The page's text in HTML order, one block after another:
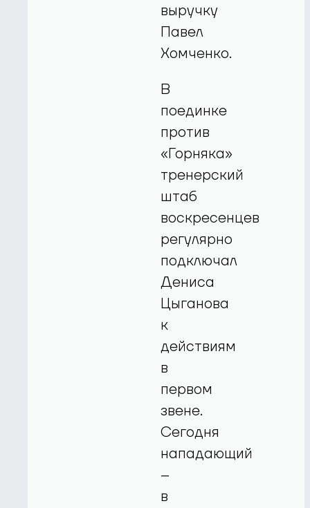
выручку
Павел
Хомченко.
В
поединке
против
«Горняка»
тренерский
штаб
воскресенцев
регулярно
подключал
Дениса
Цыганова
к
действиям
в
первом
звене.
Сегодня
нападающий
–
в